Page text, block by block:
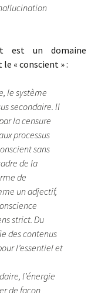
est un domaine
« conscient » :
le système
secondaire. Il
la censure
processus
sans
de la
de
un adjectif,
strict. Du
des contenus
l’essentiel et
l’énergie
de façon